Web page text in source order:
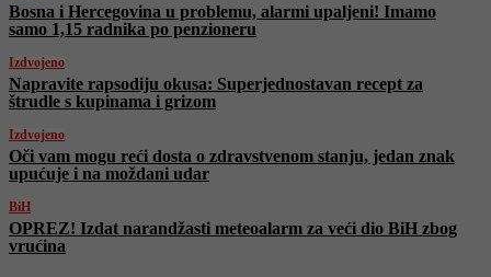
Bosna i Hercegovina u problemu, alarmi upaljeni! Imamo
samo 1,15 radnika po penzioneru
Izdvojeno
Napravite rapsodiju okusa: Superjednostavan recept za
štrudle s kupinama i grizom
Izdvojeno
Oči vam mogu reći dosta o zdravstvenom stanju, jedan znak
upućuje i na moždani udar
BiH
OPREZ! Izdat narandžasti meteoalarm za veći dio BiH zbog
vrućina